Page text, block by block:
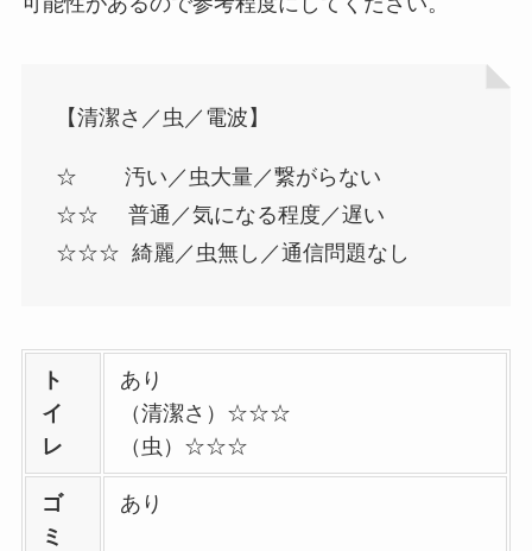
【清潔さ／虫／電波】
☆ 汚い／虫大量／繋がらない
☆☆ 普通／気になる程度／遅い
☆☆☆ 綺麗／虫無し／通信問題なし
ト
イ
レ
あり
（清潔さ）☆☆☆
（虫）☆☆☆
ゴ
ミ
あり